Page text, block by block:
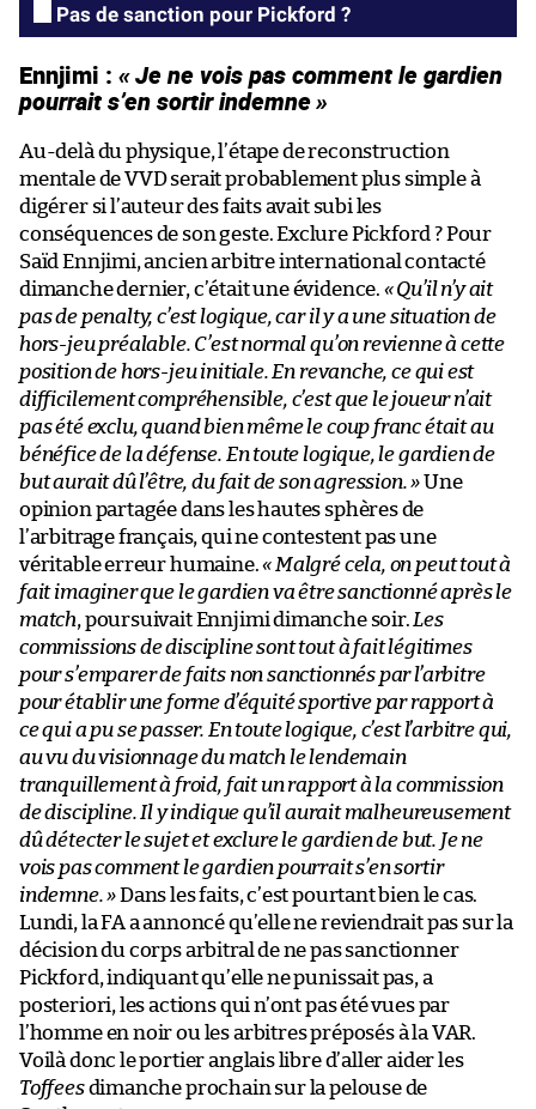
Pas de sanction pour Pickford ?
Ennjimi : « Je ne vois pas comment le gardien
pourrait s’en sortir indemne »
Au-delà du physique, l’étape de reconstruction
mentale de VVD serait probablement plus simple à
digérer si l’auteur des faits avait subi les
conséquences de son geste. Exclure Pickford ? Pour
Saïd Ennjimi, ancien arbitre international contacté
dimanche dernier, c’était une évidence. « Qu’il n’y ait
pas de penalty, c’est logique, car il y a une situation de
hors-jeu préalable. C’est normal qu’on revienne à cette
position de hors-jeu initiale. En revanche, ce qui est
difficilement compréhensible, c’est que le joueur n’ait
pas été exclu, quand bien même le coup franc était au
bénéfice de la défense. En toute logique, le gardien de
but aurait dû l’être, du fait de son agression. »Une
opinion partagée dans les hautes sphères de
l’arbitrage français, qui ne contestent pas une
véritable erreur humaine.« Malgré cela, on peut tout à
fait imaginer que le gardien va être sanctionné après le
match, poursuivait Ennjimi dimanche soir. Les
commissions de discipline sont tout à fait légitimes
pour s’emparer de faits non sanctionnés par l’arbitre
pour établir une forme d’équité sportive par rapport à
ce qui a pu se passer. En toute logique, c’est l’arbitre qui,
au vu du visionnage du match le lendemain
tranquillement à froid, fait un rapport à la commission
de discipline. Il y indique qu’il aurait malheureusement
dû détecter le sujet et exclure le gardien de but. Je ne
vois pas comment le gardien pourrait s’en sortir
indemne. »Dans les faits, c’est pourtant bien le cas.
Lundi, la FA a annoncé qu’elle ne reviendrait pas sur la
décision du corps arbitral de ne pas sanctionner
Pickford, indiquant qu’elle ne punissait pas, a
posteriori, les actions qui n’ont pas été vues par
l’homme en noir ou les arbitres préposés à la VAR.
Voilà donc le portier anglais libre d’aller aider les
Toffeesdimanche prochain sur la pelouse de